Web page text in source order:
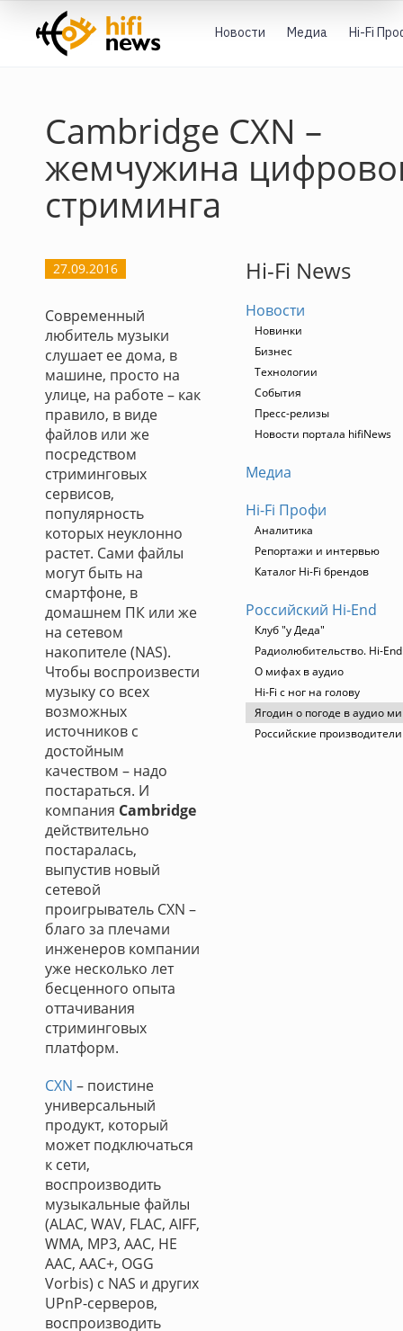
Новости Медиа Hi-Fi
Cambridge CXN –
жемчужина
стриминга
27.09.2016
Современный
любитель музыки
слушает ее дома, в
машине, просто на
улице, на работе – как
правило, в виде
файлов или же
посредством
стриминговых
сервисов,
популярность
которых неуклонно
растет. Сами файлы
могут быть на
смартфоне, в
домашнем ПК или же
на сетевом
накопителе (NAS).
Чтобы воспроизвести
музыку со всех
возможных
источников с
достойным
качеством – надо
постараться. И
компания Cambridge
действительно
постаралась,
выпустив новый
сетевой
проигрыватель CXN –
благо за плечами
инженеров компании
уже несколько лет
бесценного опыта
оттачивания
стриминговых
платформ.
CXN – поистине
универсальный
продукт, который
может подключаться
к сети,
воспроизводить
музыкальные файлы
(ALAC, WAV, FLAC, AIFF,
WMA, MP3, AAC, HE
AAC, AAC+, OGG
Vorbis) с NAS и других
UPnP-серверов,
воспроизводить
Hi-Fi News
Новости
Новинки
Бизнес
Технологии
События
Пресс-релизы
Новости портала hifiNews
Медиа
Hi-Fi Профи
Аналитика
Репортажи и интервью
Каталог Hi-Fi брендов
Российский Hi-End
Клуб "у Деда"
Радиолюбительство. Hi-
О мифах в аудио
Hi-Fi с ног на голову
Ягодин о погоде в аудио
Российские производители